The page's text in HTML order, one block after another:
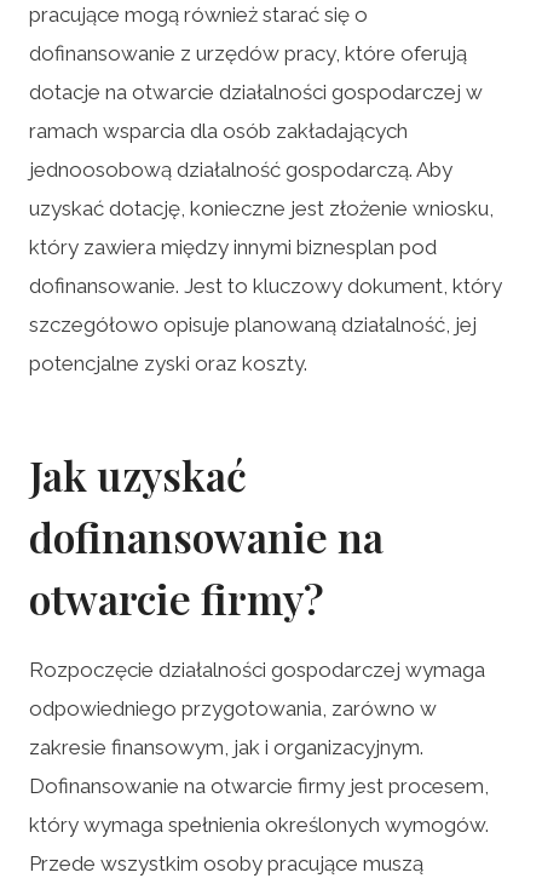
pracujące mogą również starać się o
dofinansowanie z urzędów pracy, które oferują
dotacje na otwarcie działalności gospodarczej w
ramach wsparcia dla osób zakładających
jednoosobową działalność gospodarczą. Aby
uzyskać dotację, konieczne jest złożenie wniosku,
który zawiera między innymi biznesplan pod
dofinansowanie. Jest to kluczowy dokument, który
szczegółowo opisuje planowaną działalność, jej
potencjalne zyski oraz koszty.
Jak uzyskać
dofinansowanie na
otwarcie firmy?
Rozpoczęcie działalności gospodarczej wymaga
odpowiedniego przygotowania, zarówno w
zakresie finansowym, jak i organizacyjnym.
Dofinansowanie na otwarcie firmy jest procesem,
który wymaga spełnienia określonych wymogów.
Przede wszystkim osoby pracujące muszą